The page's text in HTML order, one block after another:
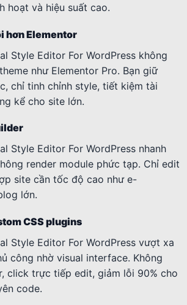
hoạt và hiệu suất cao.
hơn Elementor
Style Editor For WordPress không
như Elementor Pro. Bạn giữ
chỉ tinh chỉnh style, tiết kiệm tài
kể cho site lớn.
Style Editor For WordPress nhanh
render module phức tạp. Chỉ edit
site cần tốc độ cao như e-
lớn.
CSS plugins
Style Editor For WordPress vượt xa
công nhờ visual interface. Không
click trực tiếp edit, giảm lỗi 90% cho
code.